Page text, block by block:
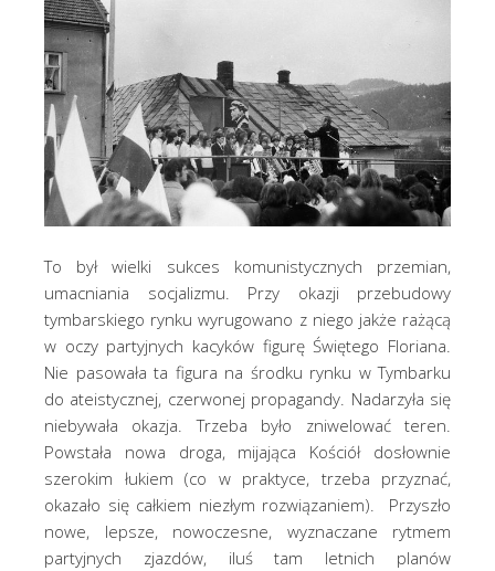
To był wielki sukces komunistycznych przemian,
umacniania socjalizmu. Przy okazji przebudowy
tymbarskiego rynku wyrugowano z niego jakże rażącą
w oczy partyjnych kacyków figurę Świętego Floriana.
Nie pasowała ta figura na środku rynku w Tymbarku
do ateistycznej, czerwonej propagandy. Nadarzyła się
niebywała okazja. Trzeba było zniwelować teren.
Powstała nowa droga, mijająca Kościół dosłownie
szerokim łukiem (co w praktyce, trzeba przyznać,
okazało się całkiem niezłym rozwiązaniem). Przyszło
nowe, lepsze, nowoczesne, wyznaczane rytmem
partyjnych zjazdów, iluś tam letnich planów